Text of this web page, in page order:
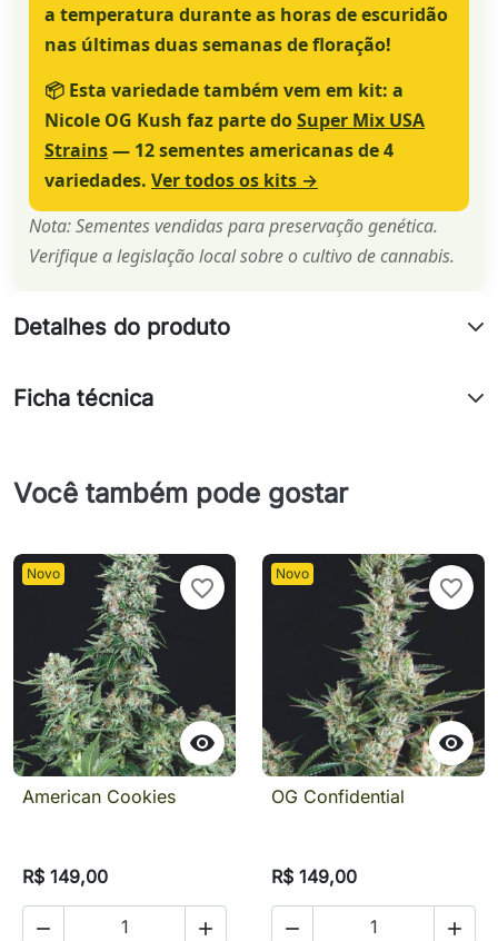
a temperatura durante as horas de escuridão
nas últimas duas semanas de floração!
📦 Esta variedade também vem em kit: a
Nicole OG Kush faz parte doSuper Mix USA
Strains— 12 sementes americanas de 4
variedades. Ver todos os kits →
Nota: Sementes vendidas para preservação genética.
Verifique a legislação local sobre o cultivo de cannabis.
Detalhes do produto
Ficha técnica
Você também pode gostar
Novo

favorite_border
American Cookies
R$ 149,00
 
Novo

favorite_border
OG Confidential
R$ 149,00
 